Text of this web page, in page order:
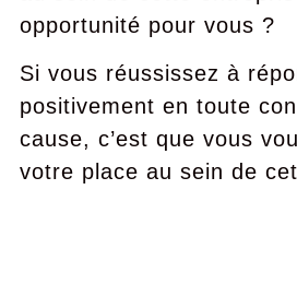
opportunité pour vous ?
Si vous réussissez à
positivement en toute
cause, c’est que vous
votre place au sein de